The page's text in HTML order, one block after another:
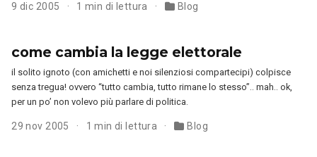
9 dic 2005 1 min di lettura Blog
come cambia la legge elettorale
il solito ignoto (con amichetti e noi silenziosi compartecipi) colpisce
senza tregua! ovvero “tutto cambia, tutto rimane lo stesso”.. mah.. ok,
per un po’ non volevo più parlare di politica.
29 nov 2005 1 min di lettura Blog